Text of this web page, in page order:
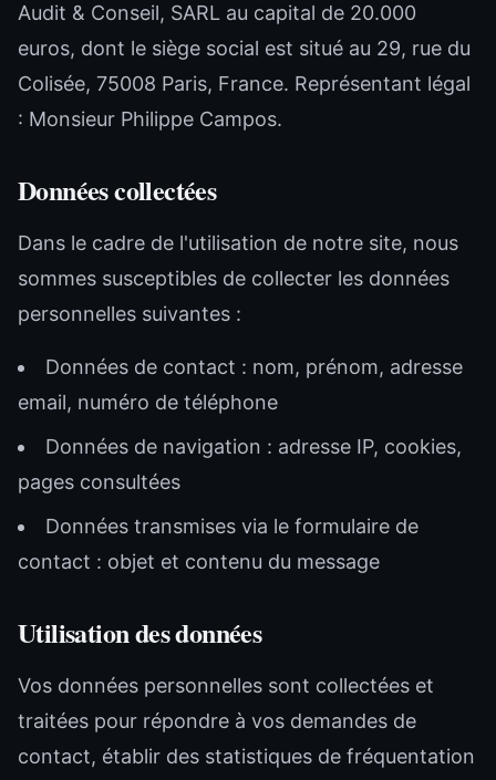
Audit & Conseil, SARL au capital de 20.000
euros, dont le siège social est situé au 29, rue du
Colisée, 75008 Paris, France. Représentant légal
: Monsieur Philippe Campos.
Données collectées
Dans le cadre de l'utilisation de notre site, nous
sommes susceptibles de collecter les données
personnelles suivantes :
Données de contact : nom, prénom, adresse
email, numéro de téléphone
Données de navigation : adresse IP, cookies,
pages consultées
Données transmises via le formulaire de
contact : objet et contenu du message
Utilisation des données
Vos données personnelles sont collectées et
traitées pour répondre à vos demandes de
contact, établir des statistiques de fréquentation